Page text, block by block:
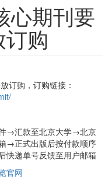
心期刊要
购
订购，订购链接：
→汇款至北京大学→北京
→正式出版后按付款顺序
快递单号反馈至用户邮箱
官网